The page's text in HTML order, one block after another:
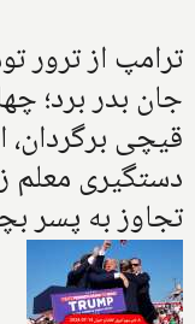
جان بدر برد؛
قیچی برگردان،
تجاوز به پسر بچه ۱۴